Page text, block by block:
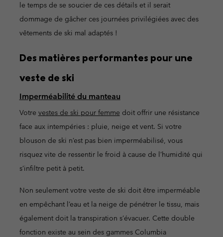
le temps de se soucier de ces détails et il serait
dommage de gâcher ces journées privilégiées avec des
vêtements de ski mal adaptés !
Des matières performantes pour une
veste de ski
Imperméabilité du manteau
Votre vestes de ski pour femme doit offrir une résistance
face aux intempéries : pluie, neige et vent. Si votre
blouson de ski n’est pas bien imperméabilisé, vous
risquez vite de ressentir le froid à cause de l’humidité qui
s’infiltre petit à petit.
Non seulement votre veste de ski doit être imperméable
en empêchant l’eau et la neige de pénétrer le tissu, mais
également doit la transpiration s’évacuer. Cette double
fonction existe au sein des gammes Columbia